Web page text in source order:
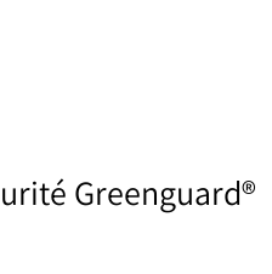
Greenguard®